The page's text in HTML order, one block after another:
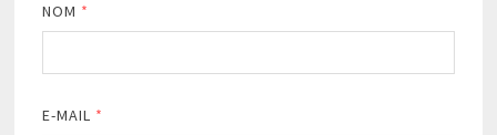
NOM *
E-MAIL *